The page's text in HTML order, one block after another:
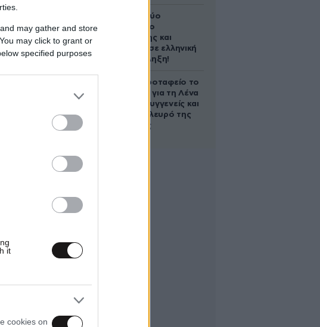
may gather and store
may click to grant or
specified purposes
it
cookies on
Ακυρώνει δύο
συμβόλαια ο
Λαρεντζάκης και
υπογράφει σε ελληνική
ομάδα-έκπληξη!
Στο Α’ Νεκροταφείο το
μνημόσυνο για τη Λένα
Σαμαρά – Συγγενείς και
φίλοι στο πλευρό της
οικογένειας